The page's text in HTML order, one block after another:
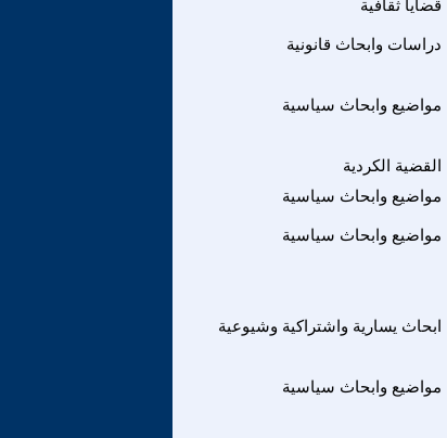
قضايا ثقافية
دراسات وابحاث قانونية
مواضيع وابحاث سياسية
القضية الكردية
مواضيع وابحاث سياسية
مواضيع وابحاث سياسية
ابحاث يسارية واشتراكية وشيوعية
مواضيع وابحاث سياسية